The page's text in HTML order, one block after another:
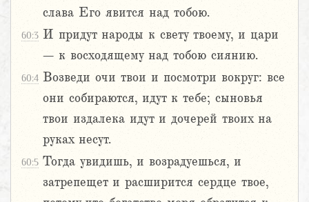
слава Его явится над тобою.
60:3 И придут народы к свету твоему, и цари
– к восходящему над тобою сиянию.
60:4 Возведи очи твои и посмотри вокруг: все
они собираются, идут к тебе; сыновья
твои издалека идут и дочерей твоих на
руках несут.
60:5 Тогда увидишь, и возрадуешься, и
затрепещет и расширится сердце твое,